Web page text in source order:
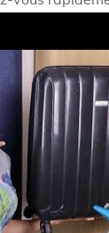
et
en
destination
qualité de